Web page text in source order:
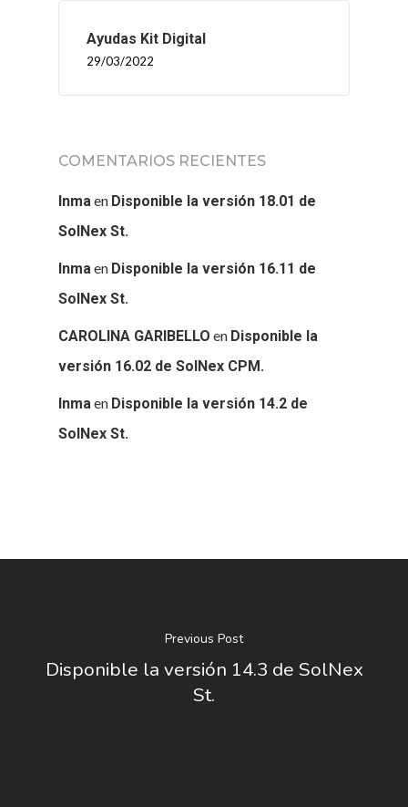
Ayudas Kit Digital
29/03/2022
COMENTARIOS RECIENTES
Inmaen Disponible la versión 18.01 de
SolNex St.
Inmaen Disponible la versión 16.11 de
SolNex St.
CAROLINA GARIBELLO en Disponible la
versión 16.02 de SolNex CPM.
Inmaen Disponible la versión 14.2 de
SolNex St.
Previous Post
Disponible la versión 14.3 de SolNex
St.